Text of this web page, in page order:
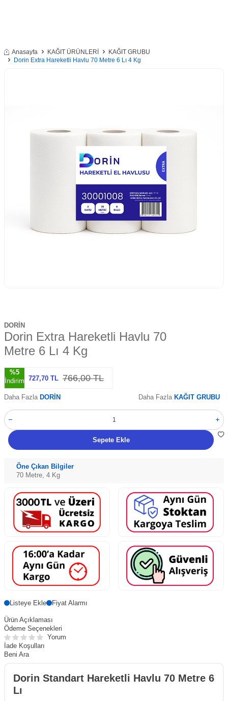
Anasayfa KAĞIT ÜRÜNLERİ
KAĞIT GRUBU
Dorin Extra Hareketli Havlu 70 Metre 6 Lı 4 Kg
DORİN
Dorin Extra Hareketli Havlu 70
Metre 6 Lı 4 Kg
%5
İndirim 727,70 TL 766,00TL
Daha Fazla DORİN Daha Fazla KAĞIT GRUBU
Sepete Ekle
Öne Çıkan Bilgiler
70 Metre, 4 Kg
Listeye Ekle Fiyat Alarmı
Ürün Açıklaması
Ödeme Seçenekleri
Yorum
İade Koşulları
Beni Ara
Dorin Standart Hareketli Havlu 70 Metre 6
Lı